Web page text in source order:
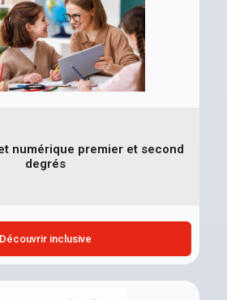
numérique premier et second
degrés
Découvrir inclusive